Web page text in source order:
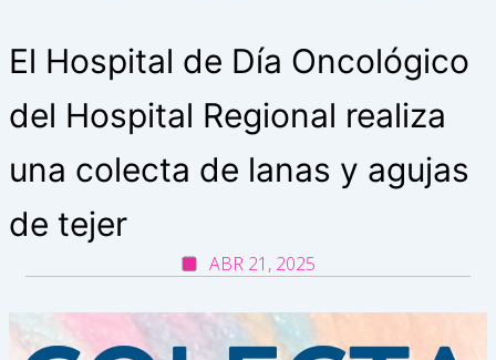
El Hospital de Día Oncológico
del Hospital Regional realiza
una colecta de lanas y agujas
de tejer
ABR 21, 2025